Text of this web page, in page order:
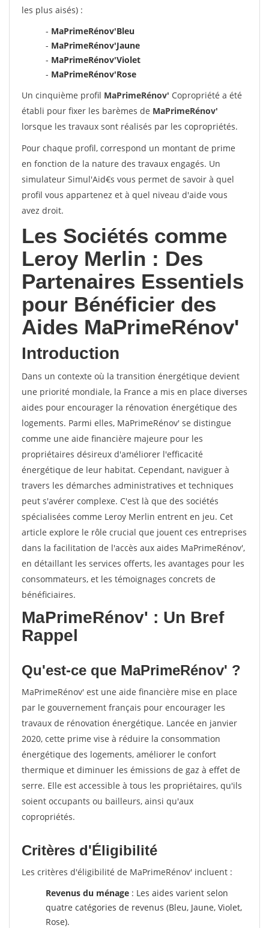
les plus aisés) :
- MaPrimeRénov'Bleu
- MaPrimeRénov'Jaune
- MaPrimeRénov'Violet
- MaPrimeRénov'Rose
Un cinquième profil MaPrimeRénov' Copropriété a été
établi pour fixer les barèmes de MaPrimeRénov'
lorsque les travaux sont réalisés par les copropriétés.
Pour chaque profil, correspond un montant de prime
en fonction de la nature des travaux engagés. Un
simulateur Simul'Aid€s vous permet de savoir à quel
profil vous appartenez et à quel niveau d'aide vous
avez droit.
Les Sociétés comme
Leroy Merlin : Des
Partenaires Essentiels
pour Bénéficier des
Aides MaPrimeRénov'
Introduction
Dans un contexte où la transition énergétique devient
une priorité mondiale, la France a mis en place diverses
aides pour encourager la rénovation énergétique des
logements. Parmi elles, MaPrimeRénov' se distingue
comme une aide financière majeure pour les
propriétaires désireux d'améliorer l'efficacité
énergétique de leur habitat. Cependant, naviguer à
travers les démarches administratives et techniques
peut s'avérer complexe. C'est là que des sociétés
spécialisées comme Leroy Merlin entrent en jeu. Cet
article explore le rôle crucial que jouent ces entreprises
dans la facilitation de l'accès aux aides MaPrimeRénov',
en détaillant les services offerts, les avantages pour les
consommateurs, et les témoignages concrets de
bénéficiaires.
MaPrimeRénov' : Un Bref
Rappel
Qu'est-ce que MaPrimeRénov' ?
MaPrimeRénov' est une aide financière mise en place
par le gouvernement français pour encourager les
travaux de rénovation énergétique. Lancée en janvier
2020, cette prime vise à réduire la consommation
énergétique des logements, améliorer le confort
thermique et diminuer les émissions de gaz à effet de
serre. Elle est accessible à tous les propriétaires, qu'ils
soient occupants ou bailleurs, ainsi qu'aux
copropriétés.
Critères d'Éligibilité
Les critères d'éligibilité de MaPrimeRénov' incluent :
Revenus du ménage : Les aides varient selon
quatre catégories de revenus (Bleu, Jaune, Violet,
Rose).